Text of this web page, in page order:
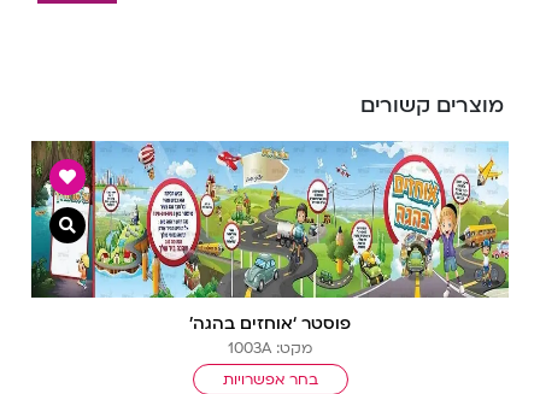
מוצרים קשורים
פוסטר ‘אוחזים בהגה’
מקט: 1003A
בחר אפשרויות
צפייה